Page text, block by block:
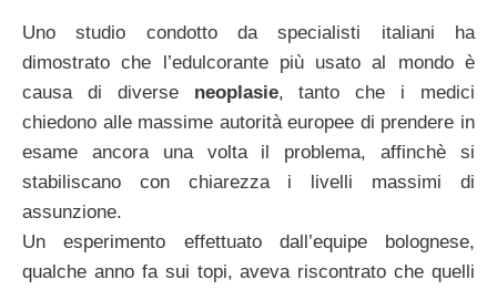
Uno studio condotto da specialisti italiani ha
dimostrato che l’edulcorante più usato al mondo è
causa di diverse neoplasie, tanto che i medici
chiedono alle massime autorità europee di prendere in
esame ancora una volta il problema, affinchè si
stabiliscano con chiarezza i livelli massimi di
assunzione.
Un esperimento effettuato dall’equipe bolognese,
qualche anno fa sui topi, aveva riscontrato che quelli